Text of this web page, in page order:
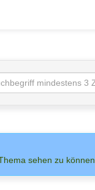
sehen zu können.